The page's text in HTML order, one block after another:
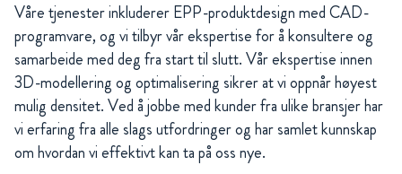
Våre tjenester inkluderer EPP-produktdesign med CAD-
programvare, og vi tilbyr vår ekspertise for å konsultere og
samarbeide med deg fra start til slutt. Vår ekspertise innen
3D-modellering og optimalisering sikrer at vi oppnår høyest
mulig densitet. Ved å jobbe med kunder fra ulike bransjer har
vi erfaring fra alle slags utfordringer og har samlet kunnskap
om hvordan vi effektivt kan ta på oss nye.